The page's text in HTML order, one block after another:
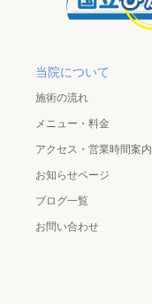
当院について
施術の流れ
メニュー・料金
アクセス・営業時間案内
お知らせページ
ブログ一覧
お問い合わせ